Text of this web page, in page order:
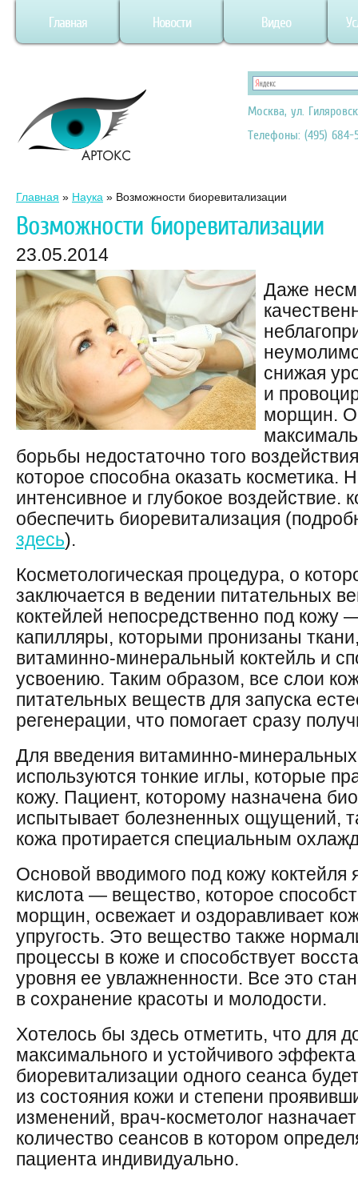
Главная Новости Видео
Москва, ул.
Телефоны: (495) 684-
Главная » Наука » Возможности биоревитализации
Возможности биоревитализации
23.05.2014
Даже
снижая
и
морщин.
борьбы недостаточно того
которое способна оказать косметика.
интенсивное и глубокое воздействие.
обеспечить биоревитализация
здесь).
Косметологическая процедура, о
заключается в ведении питательных
коктейлей непосредственно под кожу
капилляры, которыми пронизаны
витаминно-минеральный коктейль и
усвоению. Таким образом, все слои
питательных веществ для запуска
регенерации, что помогает сразу
Для введения витаминно-минеральных
используются тонкие иглы, которые
кожу. Пациент, которому назначена
испытывает болезненных ощущений,
кожа протирается специальным
Основой вводимого под кожу коктейля
кислота — вещество, которое
морщин, освежает и оздоравливает
упругость. Это вещество также
процессы в коже и способствует
уровня ее увлажненности. Все это
в сохранение красоты и молодости.
Хотелось бы здесь отметить, что для
максимального и устойчивого
биоревитализации одного сеанса
из состояния кожи и степени
изменений, врач-косметолог
количество сеансов в котором
пациента индивидуально.